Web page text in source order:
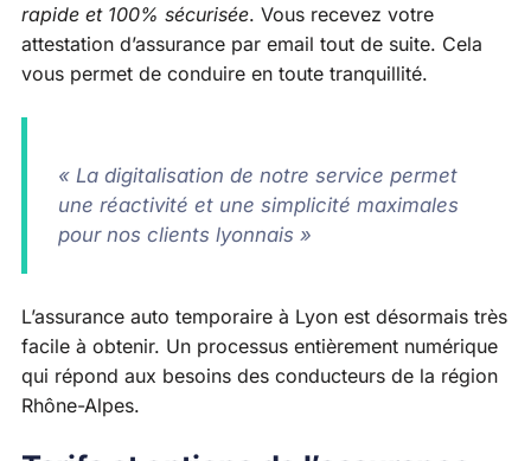
rapide et 100% sécurisée. Vous recevez votre
attestation d’assurance par email tout de suite. Cela
vous permet de conduire en toute tranquillité.
« La digitalisation de notre service permet
une réactivité et une simplicité maximales
pour nos clients lyonnais »
L’assurance auto temporaire à Lyon est désormais très
facile à obtenir. Un processus entièrement numérique
qui répond aux besoins des conducteurs de la région
Rhône-Alpes.